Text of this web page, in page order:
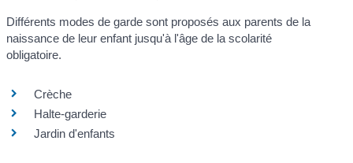
Différents modes de garde sont proposés aux parents de la
naissance de leur enfant jusqu'à l'âge de la scolarité
obligatoire.
Crèche
Halte-garderie
Jardin d'enfants